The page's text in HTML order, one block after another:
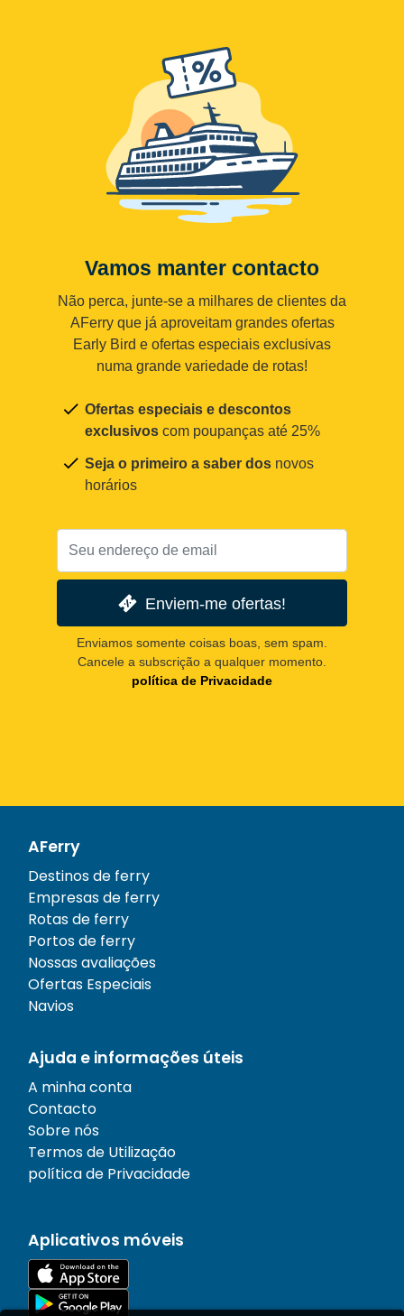
Vamos manter contacto
Não perca, junte-se a milhares de clientes da
AFerry que já aproveitam grandes ofertas
Early Bird e ofertas especiais exclusivas
numa grande variedade de rotas!
Ofertas especiais e descontos
exclusivos com poupanças até 25%
Seja o primeiro a saber dos novos
horários
Enviem-me ofertas!
Enviamos somente coisas boas, sem spam.
Cancele a subscrição a qualquer momento.
política de Privacidade
AFerry
Destinos de ferry
Empresas de ferry
Rotas de ferry
Portos de ferry
Nossas avaliações
Ofertas Especiais
Navios
Ajuda e informações úteis
A minha conta
Contacto
Sobre nós
Termos de Utilização
política de Privacidade
Aplicativos móveis